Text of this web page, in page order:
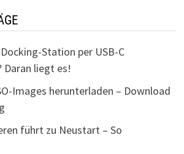
Station per USB-C
liegt es!
Images herunterladen – Download
führt zu Neustart – So